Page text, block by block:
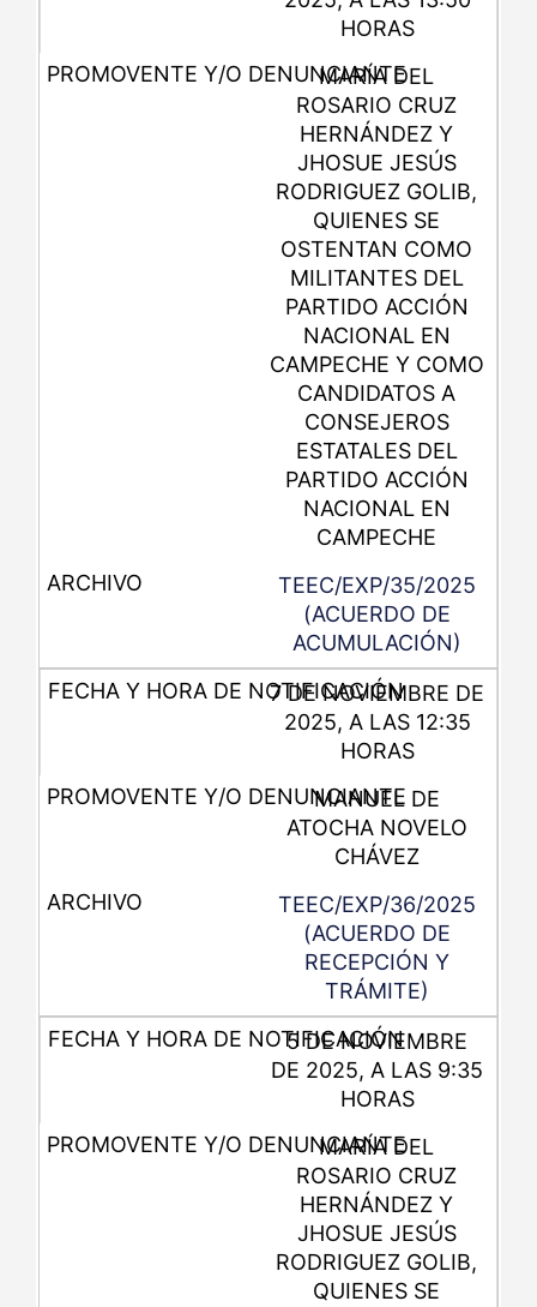
HORAS
MARÍA DEL
ROSARIO CRUZ
HERNÁNDEZ Y
JHOSUE JESÚS
RODRIGUEZ GOLIB,
QUIENES SE
OSTENTAN COMO
MILITANTES DEL
PARTIDO ACCIÓN
NACIONAL EN
CAMPECHE Y COMO
CANDIDATOS A
CONSEJEROS
ESTATALES DEL
PARTIDO ACCIÓN
NACIONAL EN
CAMPECHE
TEEC/EXP/35/2025
(ACUERDO DE
ACUMULACIÓN)
7 DE NOVIEMBRE DE
2025, A LAS 12:35
HORAS
MANUEL DE
ATOCHA NOVELO
CHÁVEZ
TEEC/EXP/36/2025
(ACUERDO DE
RECEPCIÓN Y
TRÁMITE)
5 DE NOVIEMBRE
DE 2025, A LAS 9:35
HORAS
MARÍA DEL
ROSARIO CRUZ
HERNÁNDEZ Y
JHOSUE JESÚS
RODRIGUEZ GOLIB,
QUIENES SE